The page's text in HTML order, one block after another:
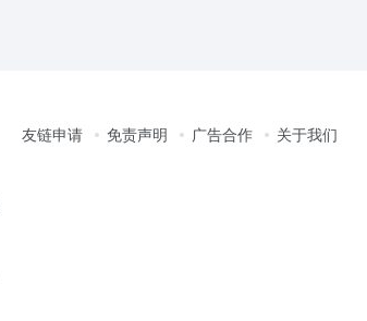
友链申请 免责声明 广告合作 关于我们